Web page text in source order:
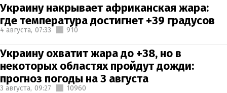
Украину накрывает африканская жара:
где температура достигнет +39 градусов
4 августа, 07:33 910
Украину охватит жара до +38, но в
некоторых областях пройдут дожди:
прогноз погоды на 3 августа
3 августа, 09:27 10960